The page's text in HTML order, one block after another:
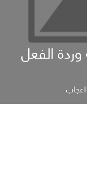
وردة الفعل
اعجاب